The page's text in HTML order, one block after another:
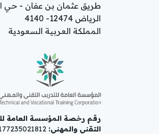
طريق عثمان بن عفان - حي
الرياض 12474- 4140
المملكة العربية السعودية
رقم رخصة المؤسسة العامة
التقني والمهني: